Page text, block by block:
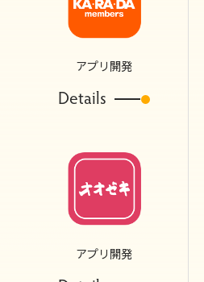
アプリ開発
Details
アプリ開発